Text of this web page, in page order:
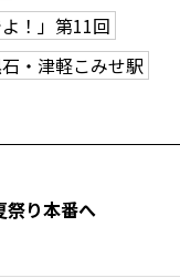
！」第11回
・津軽こみせ駅
り本番へ